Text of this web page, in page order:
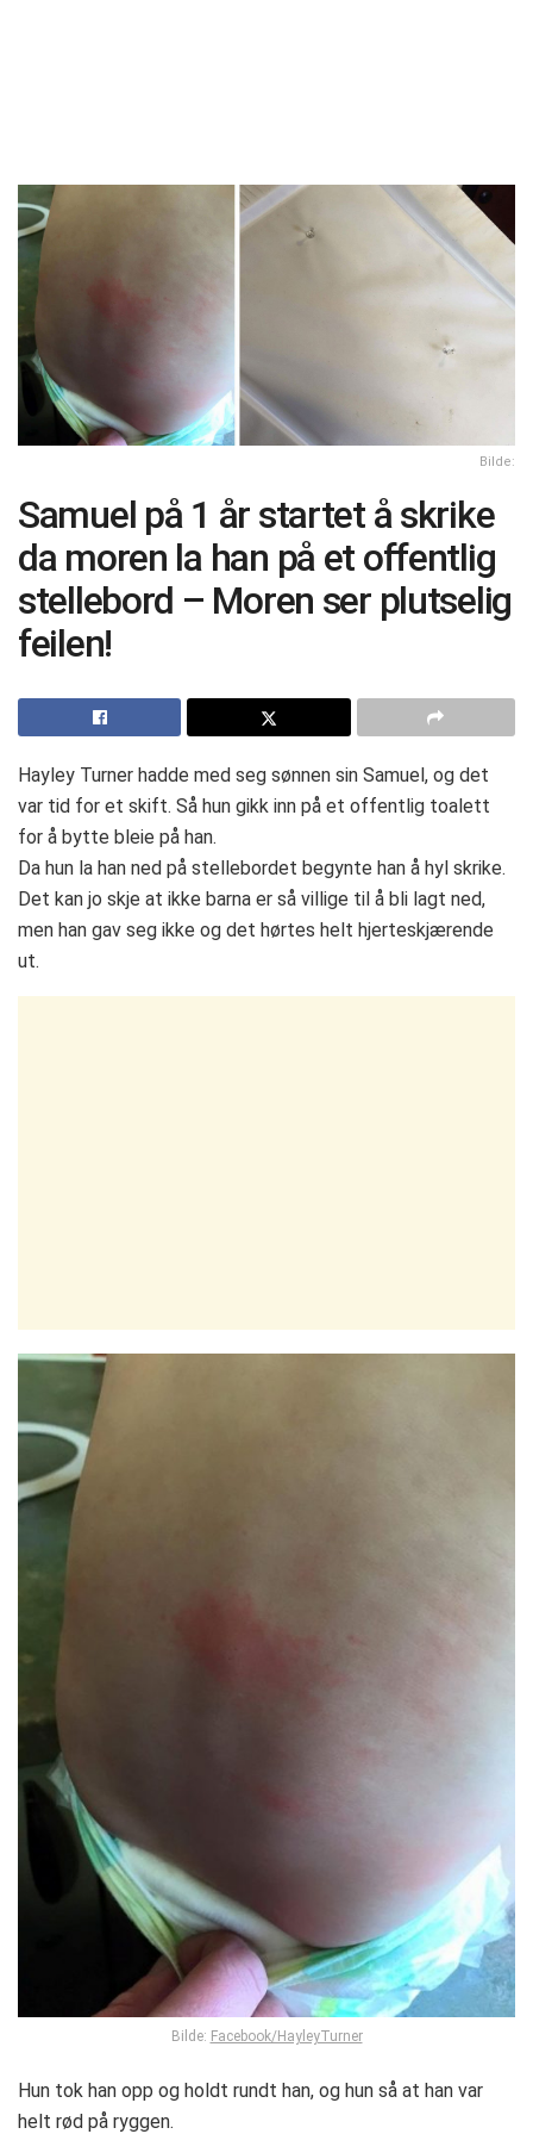
Bilde:
Samuel på 1 år startet å skrike
da moren la han på et offentlig
stellebord – Moren ser plutselig
feilen!
Hayley Turner hadde med seg sønnen sin Samuel, og det
var tid for et skift. Så hun gikk inn på et offentlig toalett
for å bytte bleie på han.
Da hun la han ned på stellebordet begynte han å hyl skrike.
Det kan jo skje at ikke barna er så villige til å bli lagt ned,
men han gav seg ikke og det hørtes helt hjerteskjærende
ut.
Bilde: Facebook/HayleyTurner
Hun tok han opp og holdt rundt han, og hun så at han var
helt rød på ryggen.